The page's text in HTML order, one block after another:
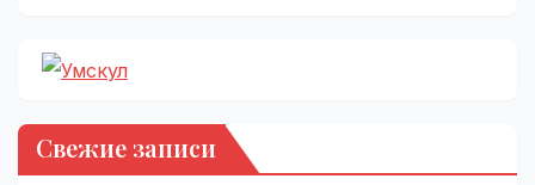
Свежие записи